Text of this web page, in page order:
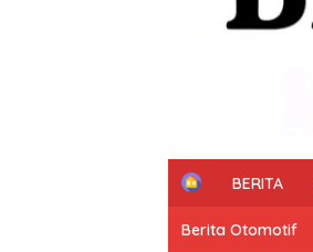
H
m
e
BERITA
Berita Otomotif